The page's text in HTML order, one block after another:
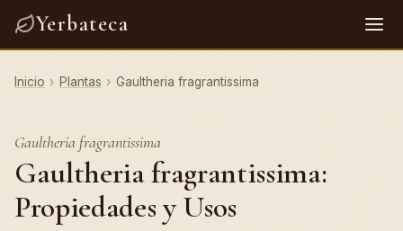
Yerbateca
Inicio › Plantas › Gaultheria fragrantissima
Gaultheria fragrantissima
Gaultheria fragrantissima:
Propiedades y Usos